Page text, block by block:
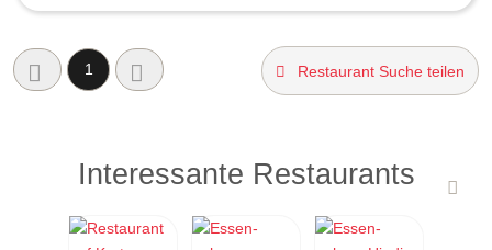
1 Restaurant Suche teilen
Interessante Restaurants